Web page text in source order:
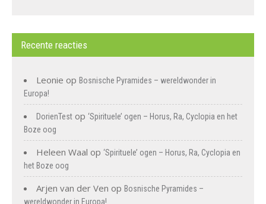
Recente reacties
Leonie op Bosnische Pyramides – wereldwonder in
Europa!
DorienTest op ‘Spirituele’ ogen – Horus, Ra, Cyclopia en het
Boze oog
Heleen Waal op ‘Spirituele’ ogen – Horus, Ra, Cyclopia en
het Boze oog
Arjen van der Ven op Bosnische Pyramides –
wereldwonder in Europa!